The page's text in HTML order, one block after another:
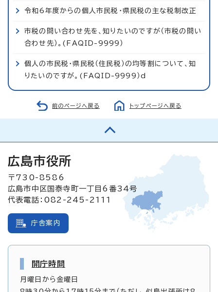
令和6年度からの個人市民税・県民税の主な税制改正
市税の問い合わせ先を、知りたいのですが（市税の問い
合わせ先）。(FAQID-9999）
個人の市民税・県民税（住民税）の均等割について、知
りたいのですが。(FAQID-9999）d
前のページへ戻る トップページへ戻る
広島市役所
〒730-8586
広島市中区国泰寺町一丁目6番34号
代表電話：082-245-2111
庁舎案内
開庁時間
月曜日から金曜日